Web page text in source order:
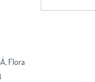
Flora